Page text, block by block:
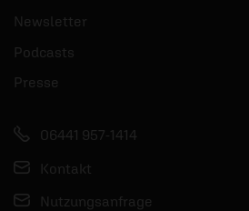
Newsletter
Podcasts
Presse
06441 957-1414
Kontakt
Nutzungsanfrage